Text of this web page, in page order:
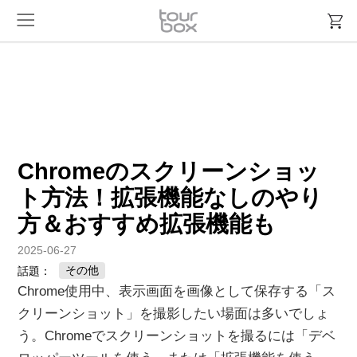
Chromeのスクリーンショッ
ト方法！拡張機能なしのやり
方＆おすすめ拡張機能も
話題： その他
2025-06-27
Chrome使用中、表示画面を画像として保存する「ス
クリーンショット」を撮影したい場面は多いでしょ
う。Chromeでスクリーンショットを撮るには「デベ